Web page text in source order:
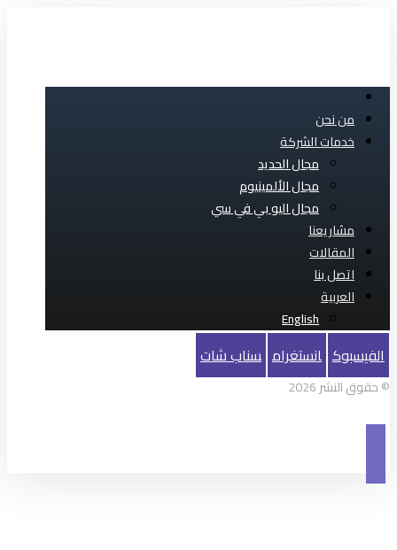
من نحن
خدمات الشركة
مجال الحديد
مجال الألمينيوم
مجال اليو بي في سي
مشاريعنا
المقالات
اتصل بنا
العربية‏
English
الفيسبوك انستغرام سناب شات
© حقوق النشر 2026